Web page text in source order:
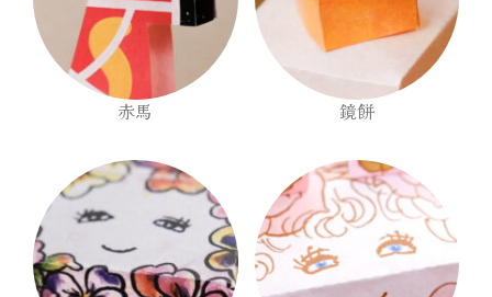
ダウンロード
赤馬 鏡餅